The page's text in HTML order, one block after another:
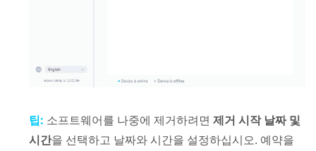
팁: 소프트웨어를 나중에 제거하려면 제거 시작 날짜 및
시간을 선택하고 날짜와 시간을 설정하십시오. 예약을